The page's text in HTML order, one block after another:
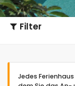
Filter
Jedes